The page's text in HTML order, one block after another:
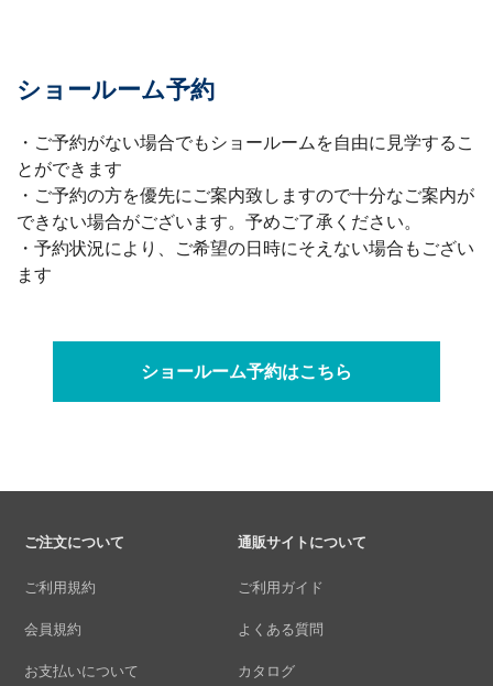
ショールーム予約
・ご予約がない場合でもショールームを自由に見学するこ
とができます
・ご予約の方を優先にご案内致しますので十分なご案内が
できない場合がございます。予めご了承ください。
・予約状況により、ご希望の日時にそえない場合もござい
ます
ショールーム予約はこちら
ご注文について
ご利用規約
会員規約
お支払いについて
通販サイトについて
ご利用ガイド
よくある質問
カタログ